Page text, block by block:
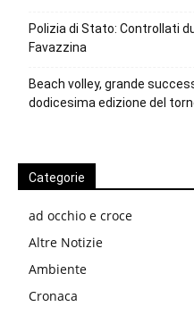
Polizia di Stato: Controllati
Favazzina
Beach volley, grande
dodicesima edizione del
Categorie
ad occhio e croce
Altre Notizie
Ambiente
Cronaca